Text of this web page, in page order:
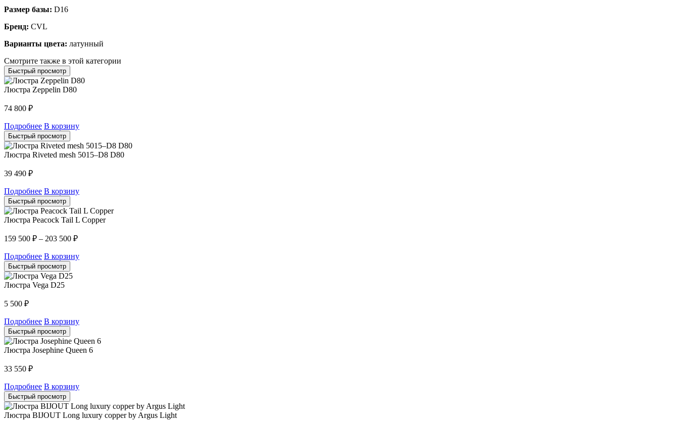
Размер базы: D16
Бренд: CVL
Варианты цвета: латунный
Смотрите также в этой категории
Быстрый просмотр
Люстра Zeppelin D80
74 800 ₽
Подробнее В корзину
Быстрый просмотр
Люстра Riveted mesh 5015–D8 D80
39 490 ₽
Подробнее В корзину
Быстрый просмотр
Люстра Peacock Tail L Copper
159 500 ₽ – 203 500 ₽
Подробнее В корзину
Быстрый просмотр
Люстра Vega D25
5 500 ₽
Подробнее В корзину
Быстрый просмотр
Люстра Josephine Queen 6
33 550 ₽
Подробнее В корзину
Быстрый просмотр
Люстра BIJOUT Long luxury copper by Argus Light